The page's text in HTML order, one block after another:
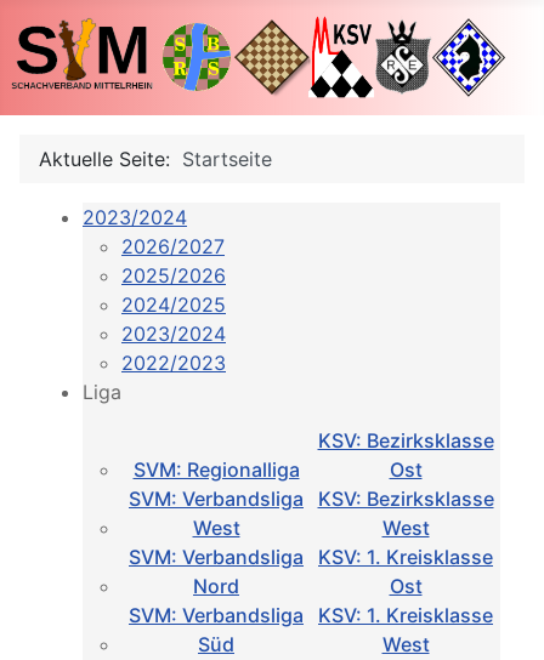
Aktuelle Seite: Startseite
2023/2024
2026/2027
2025/2026
2024/2025
2023/2024
2022/2023
Liga
SVM: Regionalliga
KSV: Bezirksklasse
Ost
SVM: Verbandsliga
West
KSV: Bezirksklasse
West
SVM: Verbandsliga
Nord
KSV: 1. Kreisklasse
Ost
SVM: Verbandsliga
Süd
KSV: 1. Kreisklasse
West